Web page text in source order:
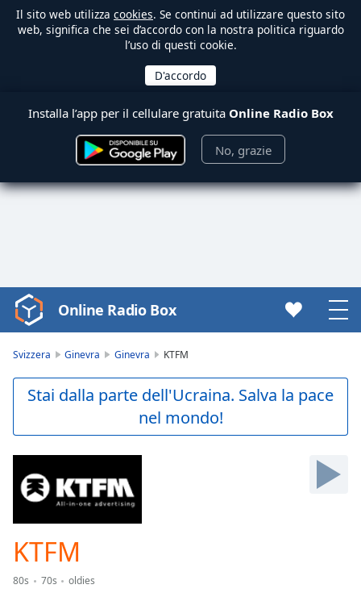
Il sito web utilizza cookies. Se continui ad utilizzare questo sito
web, significa che sei d’accordo con la nostra politica riguardo
l’uso di questi cookie.
Installa l’app per il cellulare gratuita Online Radio Box
No, grazie
Video
Player
Play
Video
Skip
Forward
Mute
Loaded:
Online Radio Box
Svizzera Ginevra Ginevra KTFM
Stai dalla parte dell'Ucraina. Salva la pace
nel mondo!
KTFM
80s 70s
oldies